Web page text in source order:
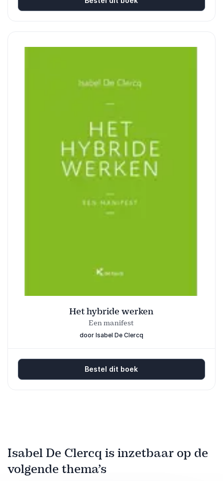
Het hybride werken
Een manifest
door Isabel De Clercq
Bestel dit boek
Isabel De Clercq is inzetbaar op de
volgende thema’s